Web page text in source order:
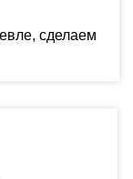
сделаем